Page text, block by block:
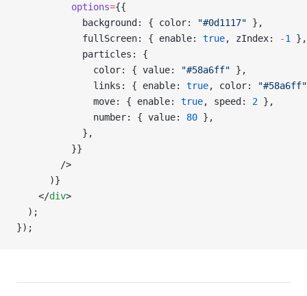
          options
={{
            background: { color:
"#0d1117" },
            fullScreen: { enable:
true, zIndex: -1
},
            particles: {
              color: { value:
"#58a6ff" },
              links: { enable:
true, color:
"#58a6ff"
              move: { enable:
true, speed: 2 },
              number: { value:
80 },
            },
          }}
        />
      )}
    </
div>
  );
});